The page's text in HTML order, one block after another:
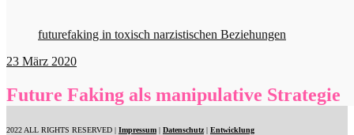
futurefaking in toxisch narzistischen Beziehungen
23 März 2020
Future Faking als manipulative Strategie
2022 ALL RIGHTS RESERVED | Impressum | Datenschutz| Entwicklung